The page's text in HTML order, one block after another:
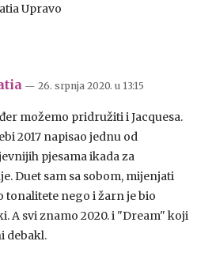
Upravo
— 26. srpnja 2020. u 13:15
možemo pridružiti i Jacquesa.
2017 napisao jednu od
pjesama ikada za
Duet sam sa sobom, mijenjati
tonalitete nego i žarn je bio
A svi znamo 2020. i "Dream" koji
debakl.